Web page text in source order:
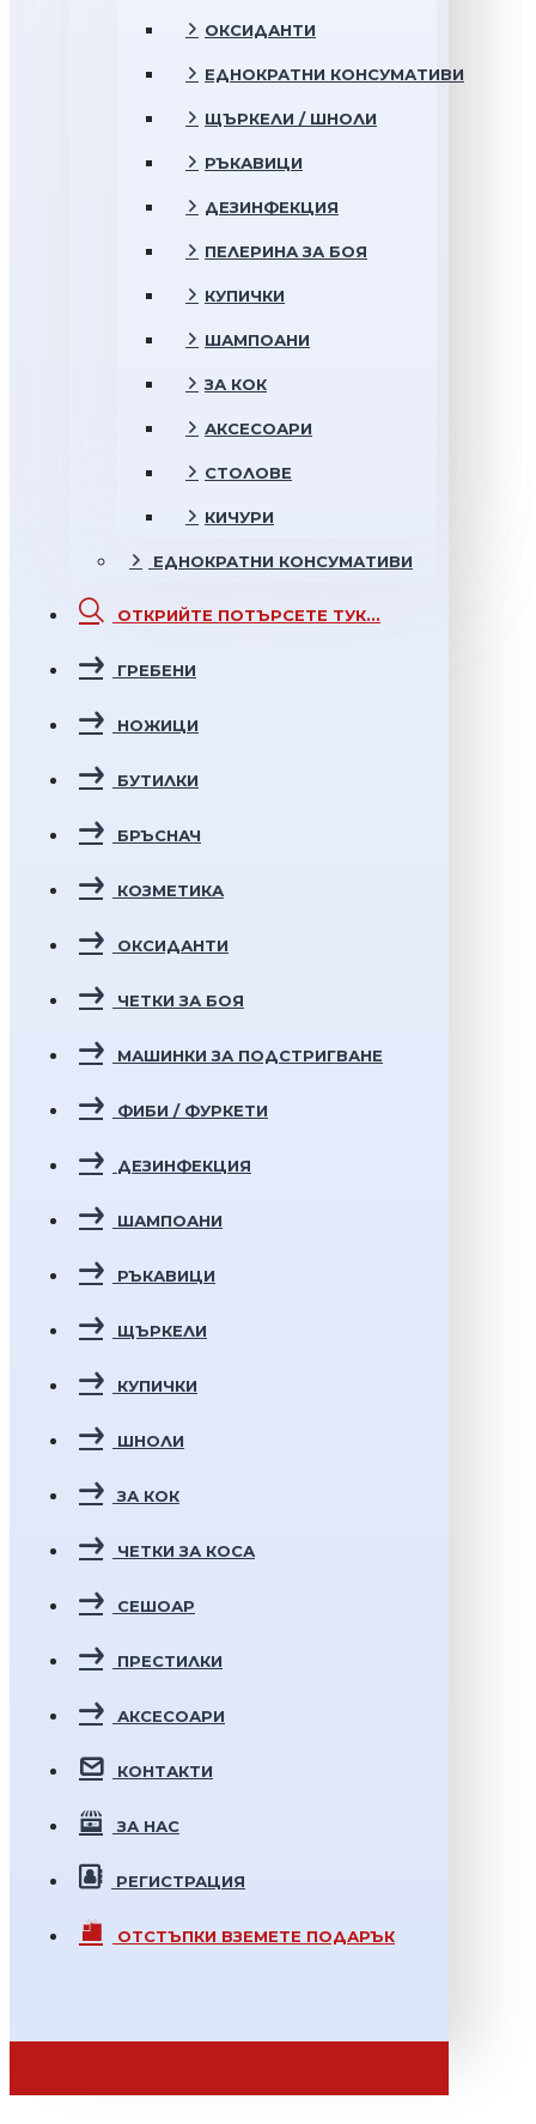
ОКСИДАНТИ
ЕДНОКРАТНИ КОНСУМАТИВИ
ЩЪРКЕЛИ / ШНОЛИ
РЪКАВИЦИ
ДЕЗИНФЕКЦИЯ
ПЕЛЕРИНА ЗА БОЯ
КУПИЧКИ
ШАМПОАНИ
ЗА КОК
АКСЕСОАРИ
СТОЛОВЕ
КИЧУРИ
ЕДНОКРАТНИ КОНСУМАТИВИ
ОТКРИЙТЕ ПОТЪРСЕТЕ ТУК...
ГРЕБЕНИ
НОЖИЦИ
БУТИЛКИ
БРЪСНАЧ
КОЗМЕТИКА
ОКСИДАНТИ
ЧЕТКИ ЗА БОЯ
МАШИНКИ ЗА ПОДСТРИГВАНЕ
ФИБИ / ФУРКЕТИ
ДЕЗИНФЕКЦИЯ
ШАМПОАНИ
РЪКАВИЦИ
ЩЪРКЕЛИ
КУПИЧКИ
ШНОЛИ
ЗА КОК
ЧЕТКИ ЗА КОСА
СЕШОАР
ПРЕСТИЛКИ
АКСЕСОАРИ
КОНТАКТИ
ЗА НАС
РЕГИСТРАЦИЯ
ОТСТЪПКИ ВЗЕМЕТЕ ПОДАРЪК